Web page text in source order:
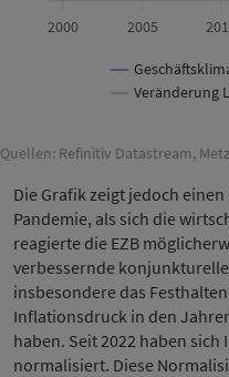
Veränderung
2000 2005
Quellen: Refinitiv Datastream,
Die Grafik zeigt jedoch
Pandemie, als sich die
reagierte die EZB
verbessernde
insbesondere das
Inflationsdruck in den
haben. Seit 2022 haben
normalisiert. Diese